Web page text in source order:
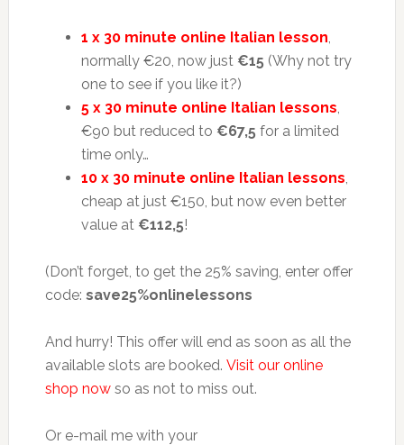
1 x 30 minute online Italian lesson,
normally €20, now just €15 (Why not try
one to see if you like it?)
5 x 30 minute online Italian lessons,
€90 but reduced to €67,5 for a limited
time only…
10 x 30 minute online Italian lessons,
cheap at just €150, but now even better
value at €112,5!
(Don’t forget, to get the 25% saving, enter offer
code: save25%onlinelessons
And hurry! This offer will end as soon as all the
available slots are booked. Visit our online
shop nowso as not to miss out.
Or e-mail me with your